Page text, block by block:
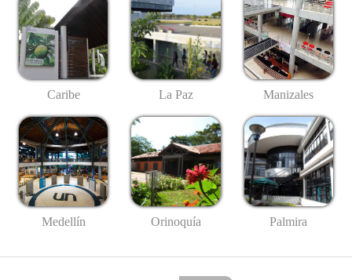
Caribe La Paz Manizales
Medellín Orinoquía Palmira